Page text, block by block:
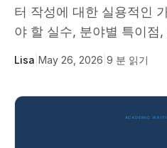
터 작성에 대한 실용적인
야 할 실수, 분야별 특이점
Lisa May 26, 2026 9 분 읽기